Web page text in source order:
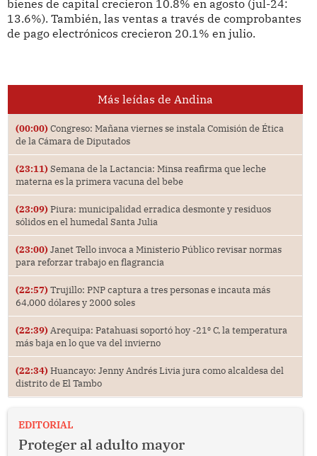
bienes de capital crecieron 10.8% en agosto (jul-24:
13.6%). También, las ventas a través de comprobantes
de pago electrónicos crecieron 20.1% en julio.
Más leídas de Andina
(00:00) Congreso: Mañana viernes se instala Comisión de Ética
de la Cámara de Diputados
(23:11) Semana de la Lactancia: Minsa reafirma que leche
materna es la primera vacuna del bebe
(23:09) Piura: municipalidad erradica desmonte y residuos
sólidos en el humedal Santa Julia
(23:00) Janet Tello invoca a Ministerio Público revisar normas
para reforzar trabajo en flagrancia
(22:57) Trujillo: PNP captura a tres personas e incauta más
64,000 dólares y 2000 soles
(22:39) Arequipa: Patahuasi soportó hoy -21⁰ C, la temperatura
más baja en lo que va del invierno
(22:34) Huancayo: Jenny Andrés Livia jura como alcaldesa del
distrito de El Tambo
EDITORIAL
Proteger al adulto mayor